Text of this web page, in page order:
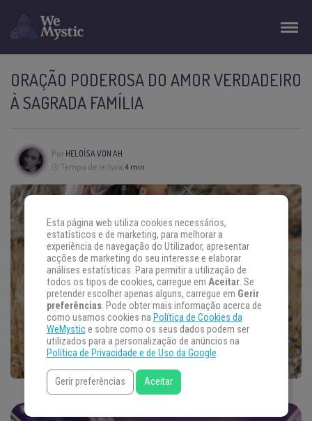
ORAÇÃO PODEROSA DO AMOR VERDADEIRO
À SAGRADA FAMÍLIA
Por HELOÍSA VON AH
Tempo de leitura:4 min
Esta página web utiliza cookies necessários,
estatísticos e de marketing, para melhorar a
experiência de navegação do Utilizador, apresentar
acções de marketing do seu interesse e elaborar
análises estatísticas. Para permitir a utilização de
todos os tipos de cookies, carregue em Aceitar. Se
pretender escolher apenas alguns, carregue em Gerir
preferências. Pode obter mais informação acerca de
como usamos cookies na Política de Cookies da
WeMystice sobre como os seus dados podem ser
utilizados para a personalização de anúncios na
Política de Privacidade e de Uso da Google.
Gerir preferências Aceitar